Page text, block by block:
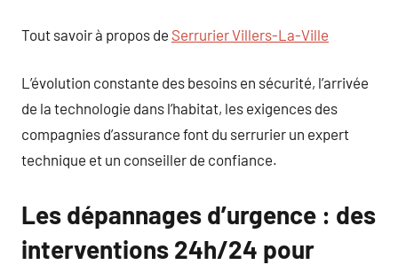
Tout savoir à propos de Serrurier Villers-La-Ville
L’évolution constante des besoins en sécurité, l’arrivée
de la technologie dans l’habitat, les exigences des
compagnies d’assurance font du serrurier un expert
technique et un conseiller de confiance.
Les dépannages d’urgence : des
interventions 24h/24 pour